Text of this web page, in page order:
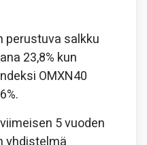
perustuva salkku
23,8% kun
OMXN40
5 vuoden